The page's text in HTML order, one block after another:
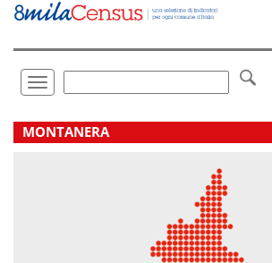
Vai
direttamente
Toggle
navigation
.
MONTANERA